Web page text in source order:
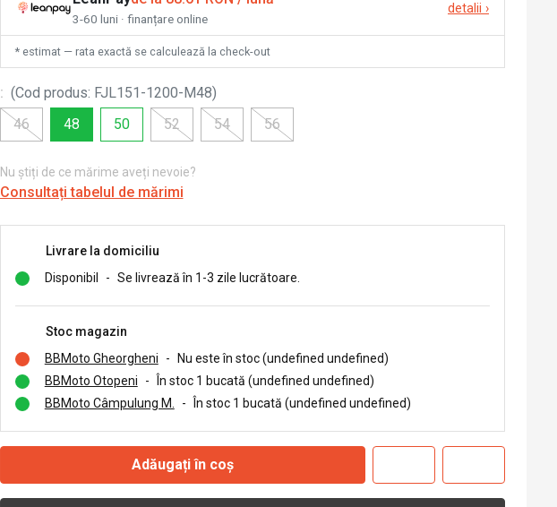
3-60 luni · finanțare online
detalii ›
* estimat — rata exactă se calculează la check-out
: (Cod produs: FJL151-1200-M48)
46
48 50 52 54 56
Nu știți de ce mărime aveți nevoie?
Consultați tabelul de mărimi
Livrare la domiciliu
Disponibil
- Se livrează în 1-3 zile lucrătoare.
Stoc magazin
BBMoto Gheorgheni
-
Nu este în stoc (undefined undefined)
BBMoto Otopeni
-
În stoc 1 bucată (undefined undefined)
BBMoto Câmpulung M.
- În stoc 1 bucată (undefined undefined)
Adăugați în coș